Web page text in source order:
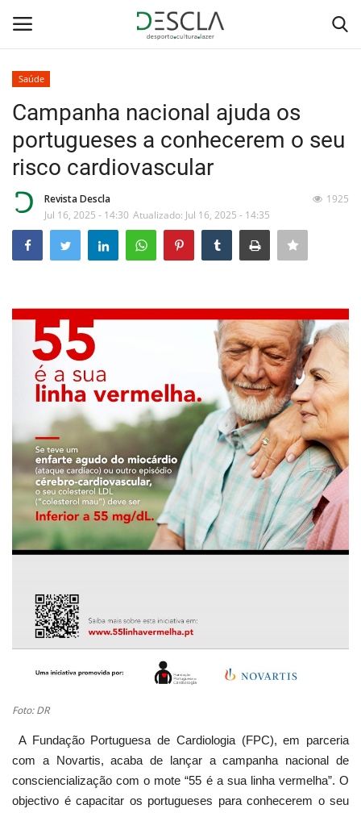
Home
Desporto
Sobre Nós
Educação
Estatuto Editorial
Saúde
Ficha técnica
Cultura
Lazer
Ambiente
Saúde
Campanha nacional ajuda os
portugueses a conhecerem o seu
risco cardiovascular
Revista Descla
Jul 16, 2025 - 14:30 Atualizado: Jul 16, 2025 - 14:35
1925
Foto: DR
A Fundação Portuguesa de Cardiologia (FPC), em parceria
com a Novartis, acaba de lançar a campanha nacional de
consciencialização com o mote “55 é a sua linha vermelha”. O
objectivo é capacitar os portugueses para conhecerem o seu